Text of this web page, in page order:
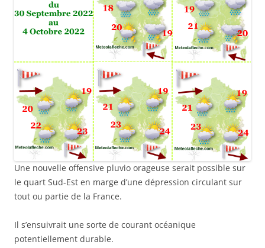
Une nouvelle offensive pluvio orageuse serait possible sur
le quart Sud-Est en marge d’une dépression circulant sur
tout ou partie de la France.
Il s’ensuivrait une sorte de courant océanique
potentiellement durable.